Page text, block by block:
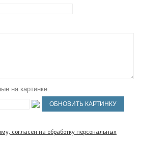
на картинке:
согласен на обработку персональных